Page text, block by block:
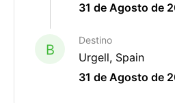
31 de Agosto de
B
Destino
Urgell, Spain
31 de Agosto de